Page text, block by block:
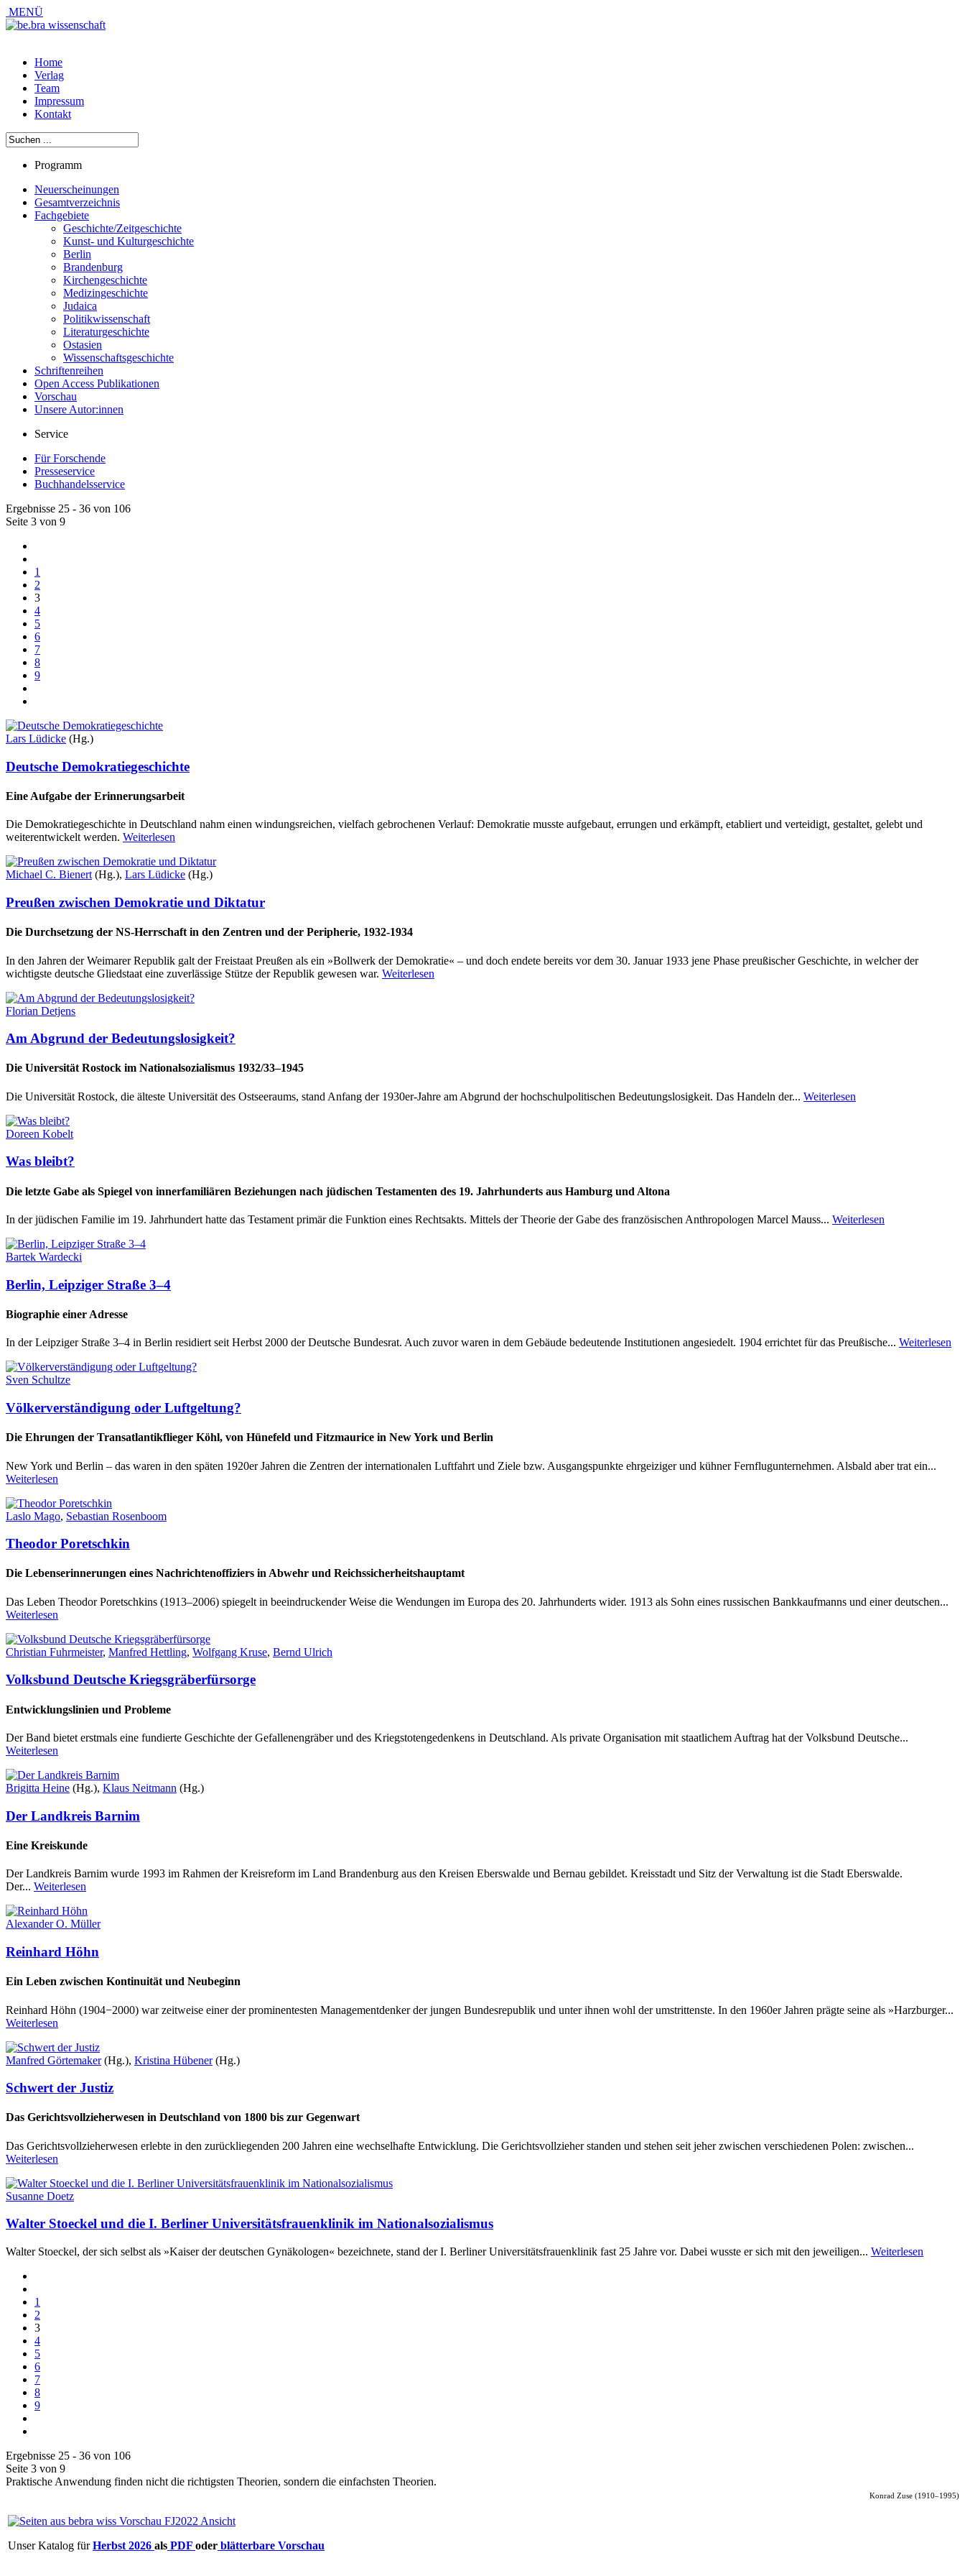
MENÜ
Home
Verlag
Team
Impressum
Kontakt
Programm
Neuerscheinungen
Gesamtverzeichnis
Fachgebiete
Geschichte/Zeitgeschichte
Kunst- und Kulturgeschichte
Berlin
Brandenburg
Kirchengeschichte
Medizingeschichte
Judaica
Politikwissenschaft
Literaturgeschichte
Ostasien
Wissenschaftsgeschichte
Schriftenreihen
Open Access Publikationen
Vorschau
Unsere Autor:innen
Service
Für Forschende
Presseservice
Buchhandelsservice
Ergebnisse 25 - 36 von 106
Seite 3 von 9
1
2
3
4
5
6
7
8
9
Lars Lüdicke (Hg.)
Deutsche Demokratiegeschichte
Eine Aufgabe der Erinnerungsarbeit
Die Demokratiegeschichte in Deutschland nahm einen windungsreichen, vielfach gebrochenen Verlauf: Demokratie musste aufgebaut, errungen und erkämpft, etabliert und verteidigt, gestaltet, gelebt und
weiterentwickelt werden. Weiterlesen
Michael C. Bienert (Hg.), Lars Lüdicke (Hg.)
Preußen zwischen Demokratie und Diktatur
Die Durchsetzung der NS-Herrschaft in den Zentren und der Peripherie, 1932-1934
In den Jahren der Weimarer Republik galt der Freistaat Preußen als ein »Bollwerk der Demokratie« – und doch endete bereits vor dem 30. Januar 1933 jene Phase preußischer Geschichte, in welcher der
wichtigste deutsche Gliedstaat eine zuverlässige Stütze der Republik gewesen war. Weiterlesen
Florian Detjens
Am Abgrund der Bedeutungslosigkeit?
Die Universität Rostock im Nationalsozialismus 1932/33–1945
Die Universität Rostock, die älteste Universität des Ostseeraums, stand Anfang der 1930er-Jahre am Abgrund der hochschulpolitischen Bedeutungslosigkeit. Das Handeln der... Weiterlesen
Doreen Kobelt
Was bleibt?
Die letzte Gabe als Spiegel von innerfamiliären Beziehungen nach jüdischen Testamenten des 19. Jahrhunderts aus Hamburg und Altona
In der jüdischen Familie im 19. Jahrhundert hatte das Testament primär die Funktion eines Rechtsakts. Mittels der Theorie der Gabe des französischen Anthropologen Marcel Mauss... Weiterlesen
Bartek Wardecki
Berlin, Leipziger Straße 3–4
Biographie einer Adresse
In der Leipziger Straße 3–4 in Berlin residiert seit Herbst 2000 der Deutsche Bundesrat. Auch zuvor waren in dem Gebäude bedeutende Institutionen angesiedelt. 1904 errichtet für das Preußische... Weiterlesen
Sven Schultze
Völkerverständigung oder Luftgeltung?
Die Ehrungen der Transatlantikflieger Köhl, von Hünefeld und Fitzmaurice in New York und Berlin
New York und Berlin – das waren in den späten 1920er Jahren die Zentren der internationalen Luftfahrt und Ziele bzw. Ausgangspunkte ehrgeiziger und kühner Fernflugunternehmen. Alsbald aber trat ein...
Weiterlesen
Laslo Mago, Sebastian Rosenboom
Theodor Poretschkin
Die Lebenserinnerungen eines Nachrichtenoffiziers in Abwehr und Reichssicherheitshauptamt
Das Leben Theodor Poretschkins (1913–2006) spiegelt in beeindruckender Weise die Wendungen im Europa des 20. Jahrhunderts wider. 1913 als Sohn eines russischen Bankkaufmanns und einer deutschen...
Weiterlesen
Christian Fuhrmeister, Manfred Hettling, Wolfgang Kruse, Bernd Ulrich
Volksbund Deutsche Kriegsgräberfürsorge
Entwicklungslinien und Probleme
Der Band bietet erstmals eine fundierte Geschichte der Gefallenengräber und des Kriegstotengedenkens in Deutschland. Als private Organisation mit staatlichem Auftrag hat der Volksbund Deutsche...
Weiterlesen
Brigitta Heine (Hg.), Klaus Neitmann (Hg.)
Der Landkreis Barnim
Eine Kreiskunde
Der Landkreis Barnim wurde 1993 im Rahmen der Kreisreform im Land Brandenburg aus den Kreisen Eberswalde und Bernau gebildet. Kreisstadt und Sitz der Verwaltung ist die Stadt Eberswalde.
Der... Weiterlesen
Alexander O. Müller
Reinhard Höhn
Ein Leben zwischen Kontinuität und Neubeginn
Reinhard Höhn (1904−2000) war zeitweise einer der prominentesten Managementdenker der jungen Bundesrepublik und unter ihnen wohl der umstrittenste. In den 1960er Jahren prägte seine als »Harzburger...
Weiterlesen
Manfred Görtemaker(Hg.), Kristina Hübener(Hg.)
Schwert der Justiz
Das Gerichtsvollzieherwesen in Deutschland von 1800 bis zur Gegenwart
Das Gerichtsvollzieherwesen erlebte in den zurückliegenden 200 Jahren eine wechselhafte Entwicklung. Die Gerichtsvollzieher standen und stehen seit jeher zwischen verschiedenen Polen: zwischen...
Weiterlesen
Susanne Doetz
Walter Stoeckel und die I. Berliner Universitätsfrauenklinik im Nationalsozialismus
Walter Stoeckel, der sich selbst als »Kaiser der deutschen Gynäkologen« bezeichnete, stand der I. Berliner Universitätsfrauenklinik fast 25 Jahre vor. Dabei wusste er sich mit den jeweiligen... Weiterlesen
1
2
3
4
5
6
7
8
9
Ergebnisse 25 - 36 von 106
Seite 3 von 9
Praktische Anwendung finden nicht die richtigsten Theorien, sondern die einfachsten Theorien.
Konrad Zuse (1910–1995)
Unser Katalog fürHerbst 2026 als PDF oder blätterbare Vorschau